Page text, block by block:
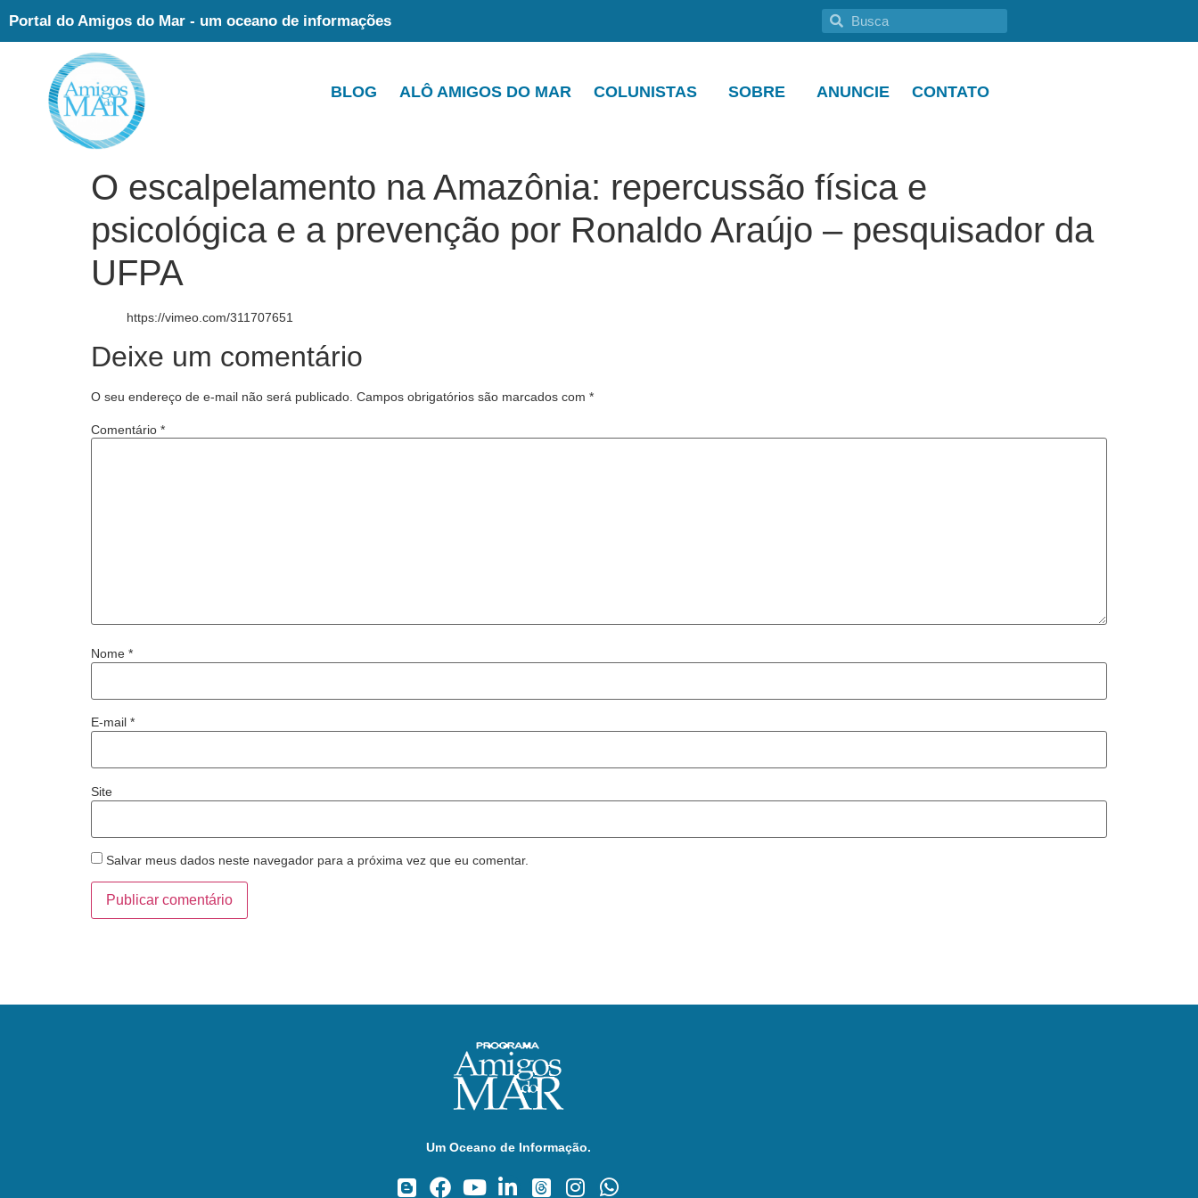
Portal do Amigos do Mar - um oceano de informações
BLOG ALÔ AMIGOS DO MAR COLUNISTAS SOBRE ANUNCIE CONTATO
O escalpelamento na Amazônia: repercussão física e
psicológica e a prevenção por Ronaldo Araújo – pesquisador da
UFPA
https://vimeo.com/311707651
Deixe um comentário
O seu endereço de e-mail não será publicado. Campos obrigatórios são marcados com *
Comentário *
Nome *
E-mail *
Site
Salvar meus dados neste navegador para a próxima vez que eu comentar.
Um Oceano de Informação.